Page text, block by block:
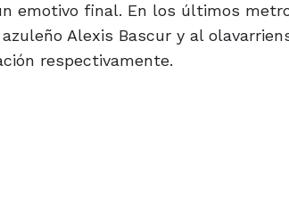
emotivo final. En los últimos
Alexis Bascur y al
respectivamente.